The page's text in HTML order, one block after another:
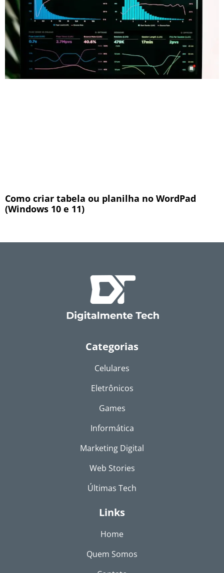
Como criar tabela ou planilha no WordPad
(Windows 10 e 11)
Categorias
Celulares
Eletrônicos
Games
Informática
Marketing Digital
Web Stories
Últimas Tech
Links
Home
Quem Somos